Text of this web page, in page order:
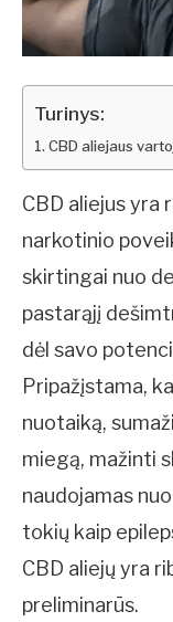
Turinys:
CBD aliejaus
CBD aliejus yra
narkotinio
skirtingai nuo
pastarąjį
dėl savo
Pripažįstama,
nuotaiką,
miegą, mažinti
naudojamas
tokių kaip
CBD aliejų yra
preliminarūs.